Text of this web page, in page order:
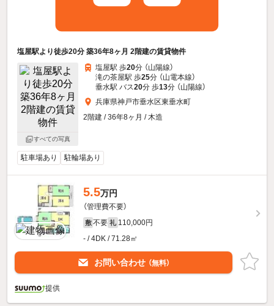
塩屋駅より徒歩20分 築36年8ヶ月 2階建の賃貸物件
すべての写真
塩屋駅 歩20分 （山陽線）
滝の茶屋駅 歩25分 （山電本線）
垂水駅 バス20分 歩13分 （山陽線）
兵庫県神戸市垂水区東垂水町
2階建 / 36年8ヶ月 / 木造
駐車場あり 駐輪場あり
5.5万円
（管理費不要）
敷 不要 礼 110,000円
- / 4DK / 71.28㎡
お問い合わせ （無料）
提供